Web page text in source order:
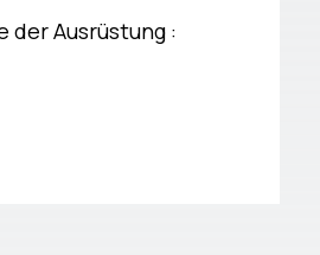
der Ausrüstung :